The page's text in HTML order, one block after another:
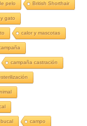
pelo British Shorthair
gato
calor y mascotas
campaña castración
campo